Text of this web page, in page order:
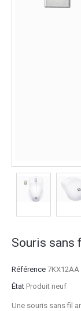
Souris sans
Référence 7KX12AA
État Produit neuf
Une souris sans fil